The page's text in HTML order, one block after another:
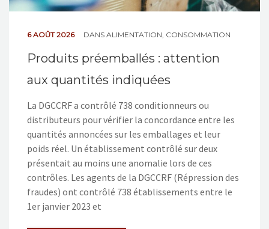
6 AOÛT 2026 DANS ALIMENTATION, CONSOMMATION
Produits préemballés : attention
aux quantités indiquées
La DGCCRF a contrôlé 738 conditionneurs ou
distributeurs pour vérifier la concordance entre les
quantités annoncées sur les emballages et leur
poids réel. Un établissement contrôlé sur deux
présentait au moins une anomalie lors de ces
contrôles. Les agents de la DGCCRF (Répression des
fraudes) ont contrôlé 738 établissements entre le
1er janvier 2023 et